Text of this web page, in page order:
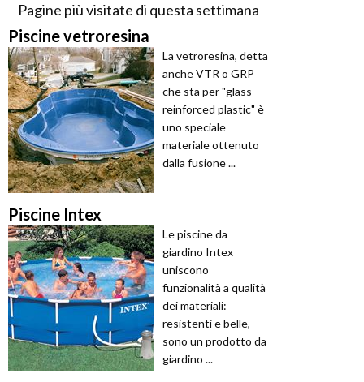
Pagine più visitate di questa settimana
Piscine vetroresina
La vetroresina, detta
anche VTR o GRP
che sta per "glass
reinforced plastic" è
uno speciale
materiale ottenuto
dalla fusione ...
Piscine Intex
Le piscine da
giardino Intex
uniscono
funzionalità a qualità
dei materiali:
resistenti e belle,
sono un prodotto da
giardino ...